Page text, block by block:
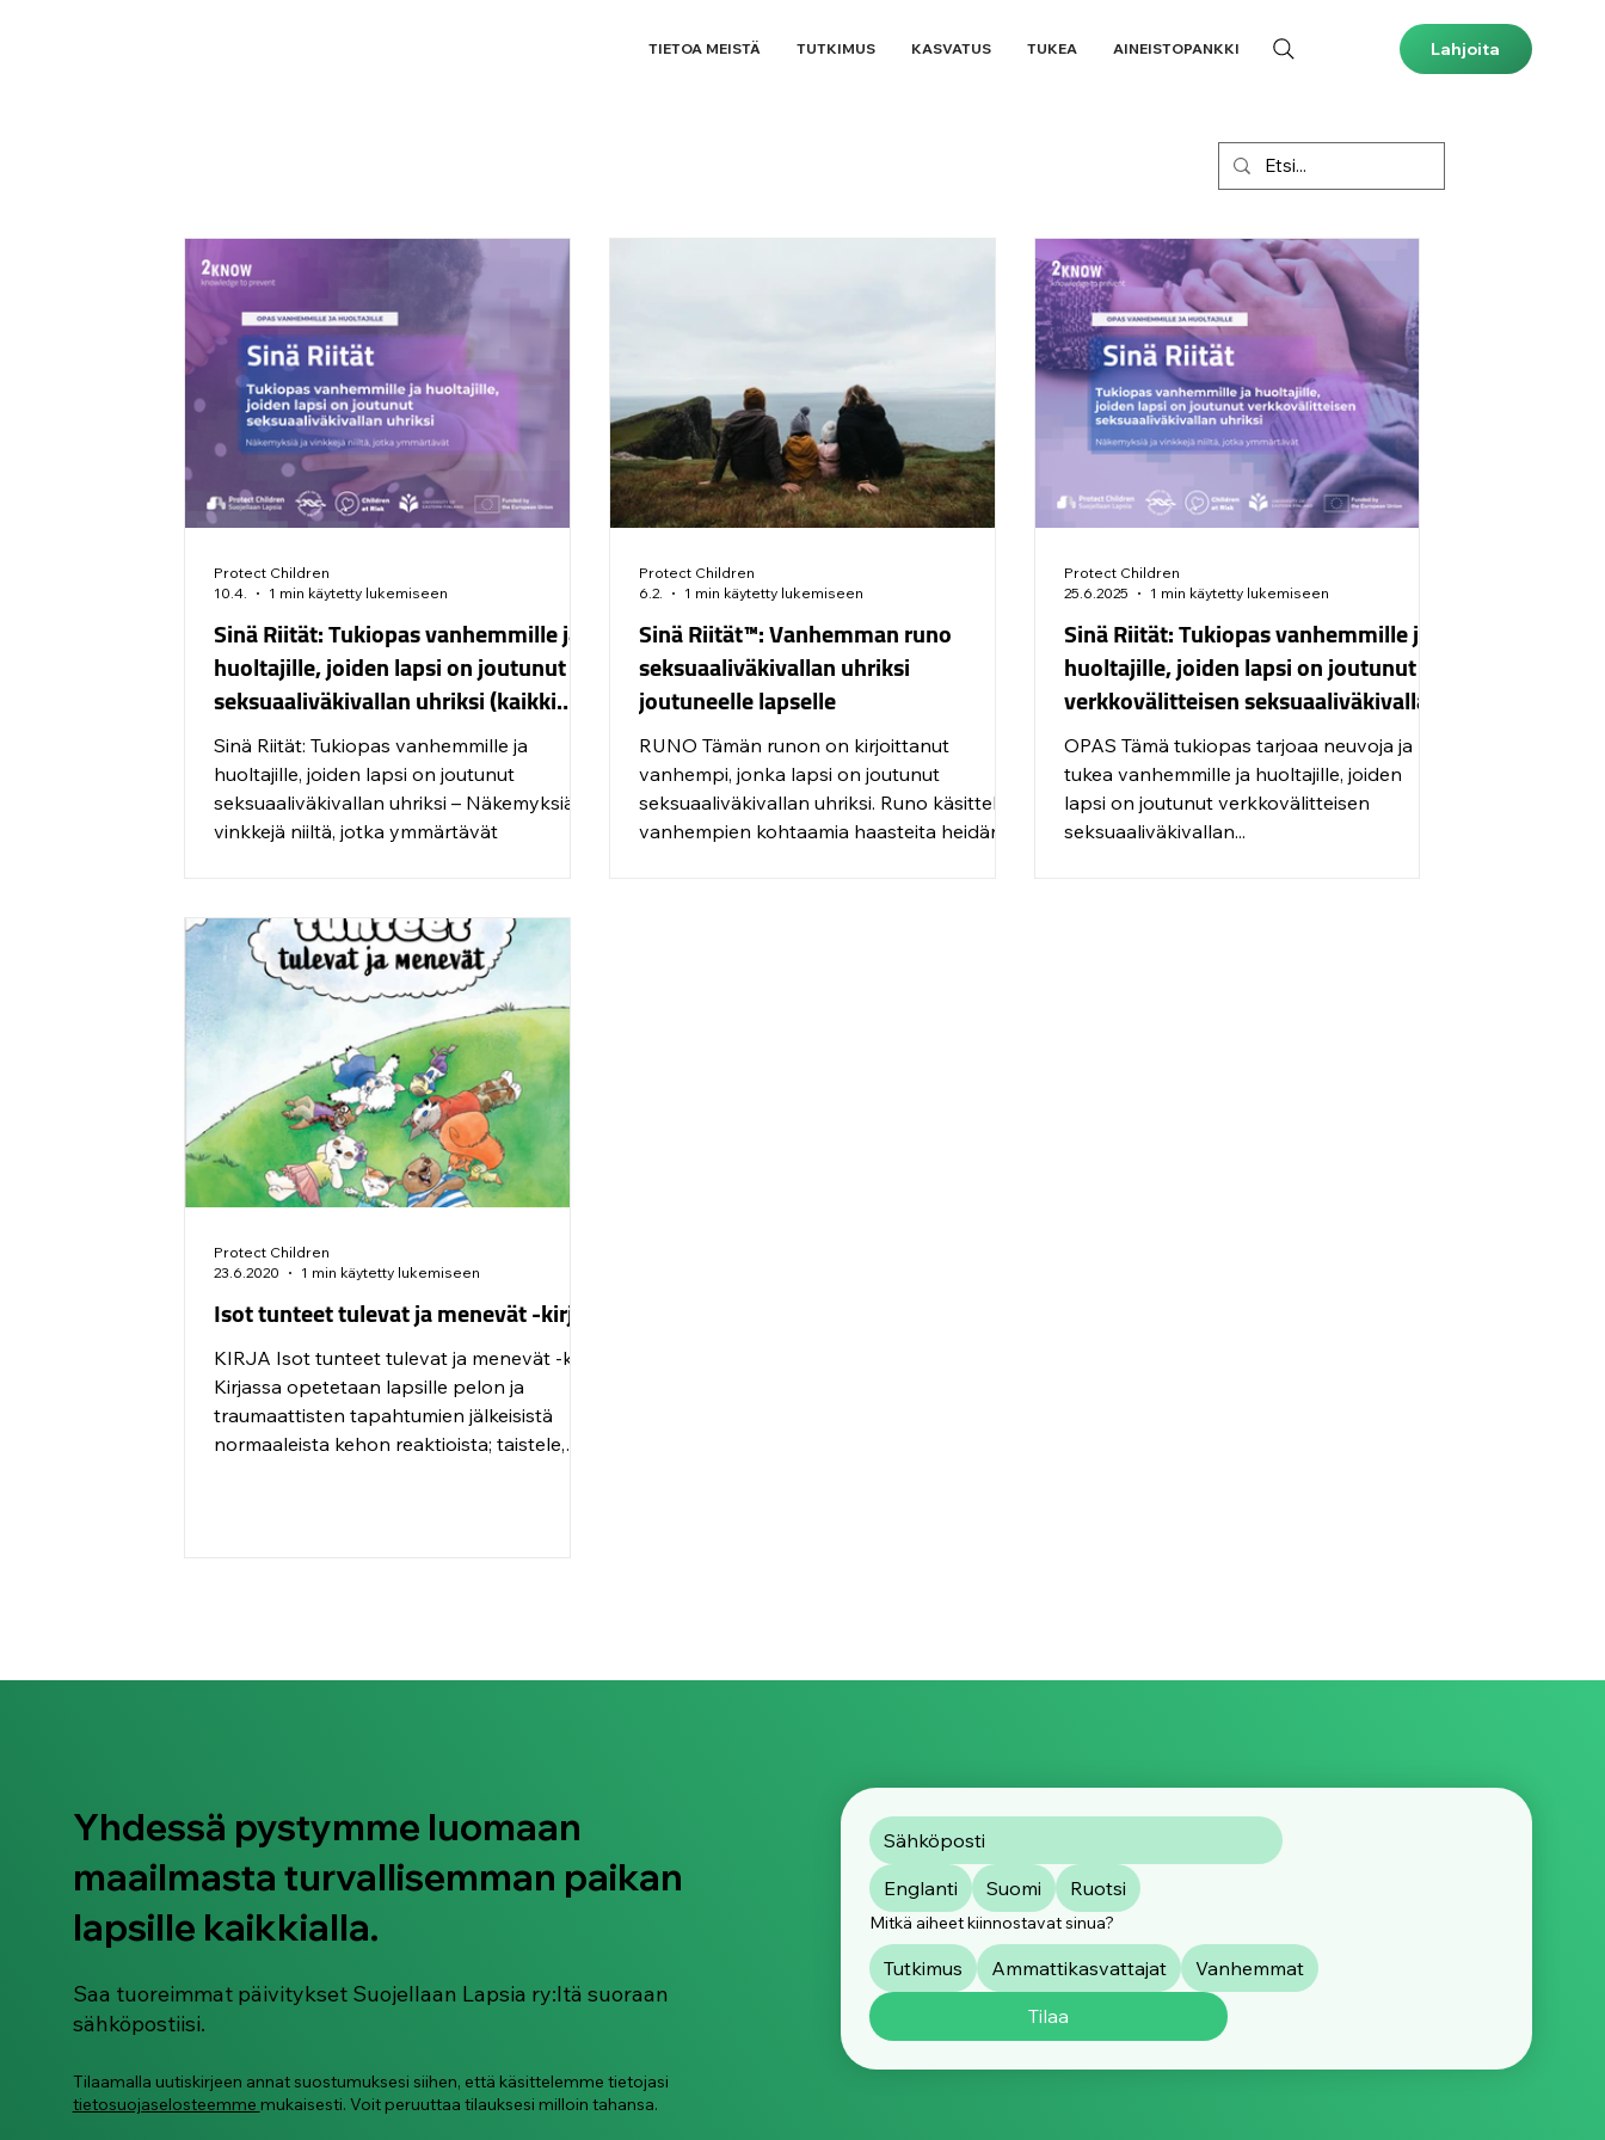
TIETOA MEISTÄ TUTKIMUS KASVATUS TUKEA AINEISTOPANKKI Lahjoita
Sinä Riität: Tukiopas vanhemmille ja
huoltajille, joiden lapsi on joutunut
seksuaaliväkivallan uhriksi (kaikki
kieliversiot)
Sinä Riität: Tukiopas vanhemmille ja
huoltajille, joiden lapsi on joutunut
seksuaaliväkivallan uhriksi – Näkemyksiä ja
vinkkejä niiltä, jotka ymmärtävät
Protect Children
10.4.
1 min käytetty lukemiseen
Sinä Riität™: Vanhemman runo
seksuaaliväkivallan uhriksi
joutuneelle lapselle
RUNO Tämän runon on kirjoittanut
vanhempi, jonka lapsi on joutunut
seksuaaliväkivallan uhriksi. Runo käsittelee
vanhempien kohtaamia haasteita heidän
Protect Children
6.2.
1 min käytetty lukemiseen
Sinä Riität: Tukiopas vanhemmille ja
huoltajille, joiden lapsi on joutunut
verkkovälitteisen seksuaaliväkivallan
uhriksi
OPAS Tämä tukiopas tarjoaa neuvoja ja
tukea vanhemmille ja huoltajille, joiden
lapsi on joutunut verkkovälitteisen
seksuaaliväkivallan...
Protect Children
25.6.2025
1 min käytetty lukemiseen
Isot tunteet tulevat ja menevät -kirja
KIRJA Isot tunteet tulevat ja menevät -kirja
Kirjassa opetetaan lapsille pelon ja
traumaattisten tapahtumien jälkeisistä
normaaleista kehon reaktioista; taistele,
Protect Children
23.6.2020
1 min käytetty lukemiseen
Yhdessä pystymme luomaan
maailmasta turvallisemman paikan
lapsille kaikkialla.
Saa tuoreimmat päivitykset Suojellaan Lapsia ry:ltä suoraan
sähköpostiisi.
Tilaamalla uutiskirjeen annat suostumuksesi siihen, että käsittelemme tietojasi
tietosuojaselosteemme mukaisesti. Voit peruuttaa tilauksesi milloin tahansa.
Englanti Suomi Ruotsi
Mitkä aiheet kiinnostavat sinua?
Tutkimus Ammattikasvattajat
Vanhemmat
Tilaa